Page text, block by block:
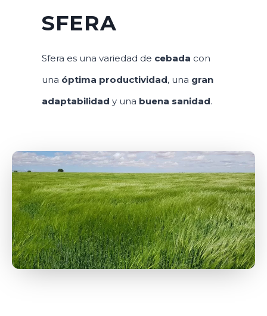
SFERA
Sfera es una variedad de cebada con
una óptima productividad, una gran
adaptabilidad y una buena sanidad.